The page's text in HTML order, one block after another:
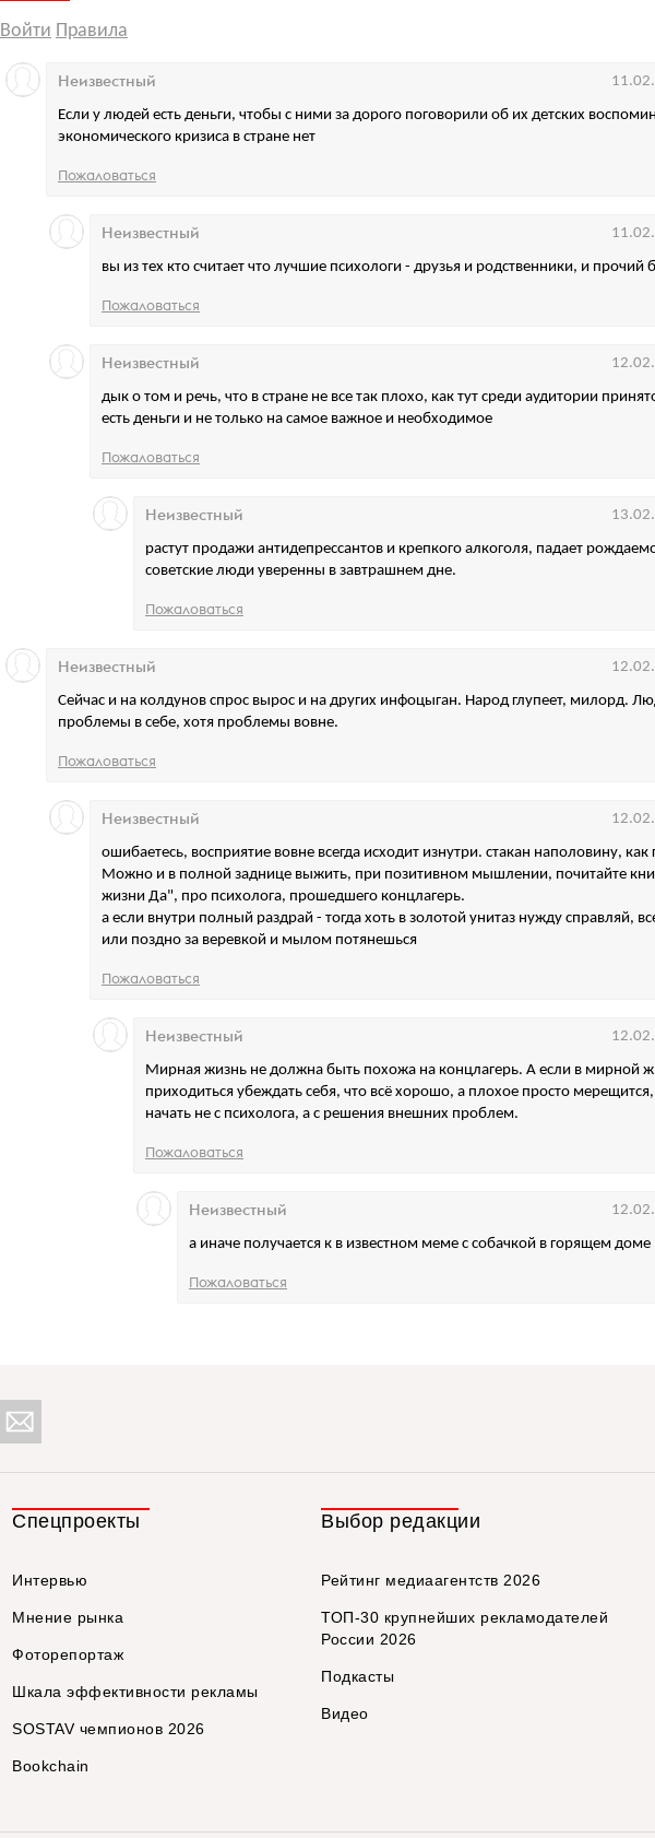
Войти Правила
Если у людей есть деньги, чтобы с ними за дорого поговорили об их детских
экономического кризиса в стране нет
Неизвестный
Пожаловаться
вы из тех кто считает что лучшие психологи - друзья и родственники, и прочий
Неизвестный
Пожаловаться
дык о том и речь, что в стране не все так плохо, как тут среди аудитории
есть деньги и не только на самое важное и необходимое
Неизвестный
Пожаловаться
растут продажи антидепрессантов и крепкого алкоголя, падает
советские люди уверенны в завтрашнем дне.
Неизвестный
Пожаловаться
Сейчас и на колдунов спрос вырос и на других инфоцыган. Народ глупеет, милорд.
проблемы в себе, хотя проблемы вовне.
Неизвестный
Пожаловаться
ошибаетесь, восприятие вовне всегда исходит изнутри. стакан наполовину, как
Можно и в полной заднице выжить, при позитивном мышлении, почитайте
жизни Да", про психолога, прошедшего концлагерь.
а если внутри полный раздрай - тогда хоть в золотой унитаз нужду справляй,
или поздно за веревкой и мылом потянешься
Неизвестный
Пожаловаться
Мирная жизнь не должна быть похожа на концлагерь. А если в мирной
приходиться убеждать себя, что всё хорошо, а плохое просто мерещится,
начать не с психолога, а с решения внешних проблем.
Неизвестный
Пожаловаться
а иначе получается к в известном меме с собачкой в горящем доме
Неизвестный
Пожаловаться
Спецпроекты
Интервью
Мнение рынка
Фоторепортаж
Шкала эффективности рекламы
SOSTAV чемпионов 2026
Bookchain
Выбор редакции
Рейтинг медиаагентств 2026
ТОП-30 крупнейших рекламодателей
России 2026
Подкасты
Видео